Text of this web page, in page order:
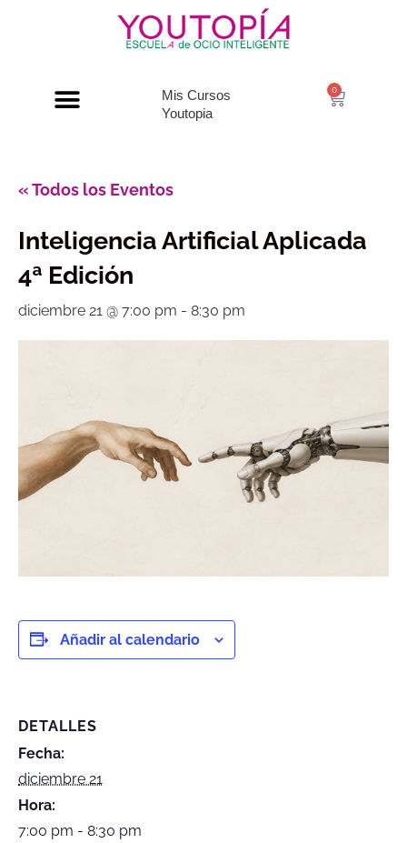
Mis Cursos
Youtopia
0
« Todos los Eventos
Inteligencia Artificial Aplicada
4ª Edición
diciembre 21 @ 7:00 pm - 8:30 pm
Añadir al calendario
DETALLES
Fecha:
diciembre 21
Hora:
7:00 pm - 8:30 pm